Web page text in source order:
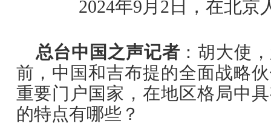
2024年9月2日，在北
总台中国之声记者 ：胡大使
前，中国和吉布提的全面战略
重要门户国家，在地区格局中
的特点有哪些？